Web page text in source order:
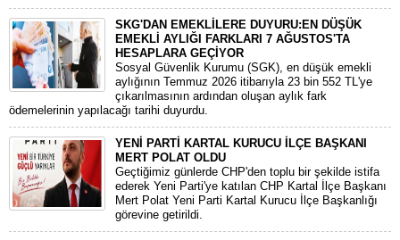
SKG'DAN EMEKLİLERE DUYURU:EN DÜŞÜK
EMEKLİ AYLIĞI FARKLARI 7 AĞUSTOS'TA
HESAPLARA GEÇİYOR
​Sosyal Güvenlik Kurumu (SGK), en düşük emekli
aylığının Temmuz 2026 itibarıyla 23 bin 552 TL'ye
çıkarılmasının ardından oluşan aylık fark
ödemelerinin yapılacağı tarihi duyurdu.
YENİ PARTİ KARTAL KURUCU İLÇE BAŞKANI
MERT POLAT OLDU
Geçtiğimiz günlerde CHP'den toplu bir şekilde istifa
ederek Yeni Parti'ye katılan CHP Kartal İlçe Başkanı
Mert Polat Yeni Parti Kartal Kurucu İlçe Başkanlığı
görevine getirildi.